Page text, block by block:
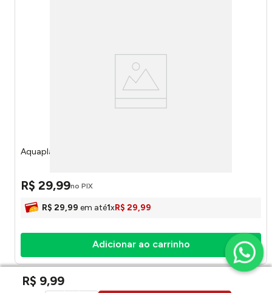
R$ 9,99
Aquaplay Hot Wheels 56374 - Toyng
R$ 29,99no PIX
R$ 29,99 em até1xR$ 29,99
Adicionar ao carrinho